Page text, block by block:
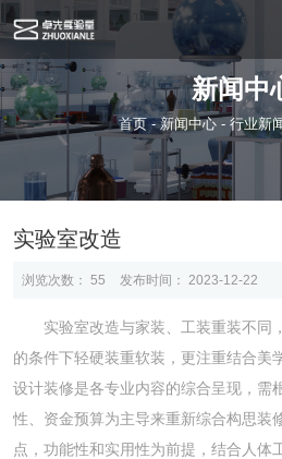
新闻中
首页-新闻中心 - 行业新
实验室改造
浏览次数： 55 发布时间： 2023-12-22
实验室改造与家装、工装重装不同
的条件下轻硬装重软装，更注重结合美
设计装修是各专业内容的综合呈现，需
性、资金预算为主导来重新综合构思装
点，功能性和实用性为前提，结合人体